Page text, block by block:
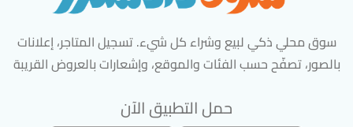
سوق محلي ذكي لبيع وشراء كل شيء. تسجيل المتاجر، إعلانات
بالصور، تصفّح حسب الفئات والموقع، وإشعارات بالعروض القريبة
حمل التطبيق الآن